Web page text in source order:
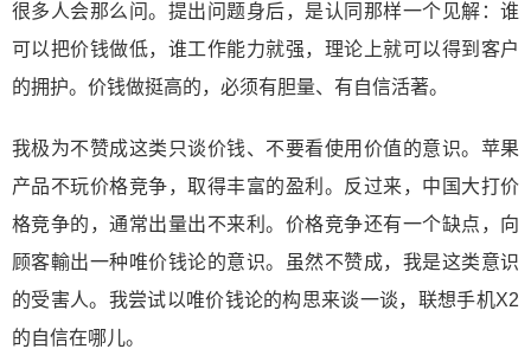
很多人会那么问。提出问题身后，是认同那样一个见解：谁
可以把价钱做低，谁工作能力就强，理论上就可以得到客户
的拥护。价钱做挺高的，必须有胆量、有自信活著。
我极为不赞成这类只谈价钱、不要看使用价值的意识。苹果
产品不玩价格竞争，取得丰富的盈利。反过来，中国大打价
格竞争的，通常出量出不来利。价格竞争还有一个缺点，向
顾客輸出一种唯价钱论的意识。虽然不赞成，我是这类意识
的受害人。我尝试以唯价钱论的构思来谈一谈，联想手机X2
的自信在哪儿。